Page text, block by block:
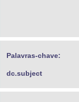
Palavras-chave:
dc.subject